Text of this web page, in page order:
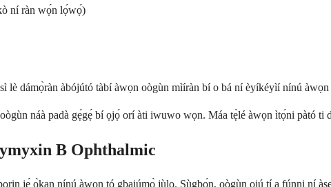
ní ràn wọ́n lọ́wọ́)
lè dámọ̀ràn àbójútó tàbí àwọn oògùn mìíràn bí o bá ní èyíkéyìí nínú
náà padà gẹ́gẹ́ bí ọjọ́ orí àti iwuwo wọn. Máa tẹ̀lé àwọn ìtọ́ni pàtó ti
B Ophthalmic
jẹ́ ọ̀kan nínú àwọn tó gbajúmọ̀ jùlọ. Ṣùgbọ́n, oògùn ojú tí a fúnni ní